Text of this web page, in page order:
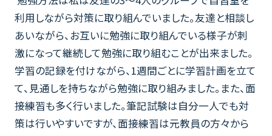
利用しながら対策に取り組んでいました。友達と相談し
あいながら、お互いに勉強に取り組んでいる様子が刺
激になって継続して勉強に取り組むことが出来ました。
学習の記録を付けながら、1週間ごとに学習計画を立て
て、見通しを持ちながら勉強に取り組みました。また、面
接練習も多く行いました。筆記試験は自分一人でも対
策は行いやすいですが、面接練習は元教員の方々から